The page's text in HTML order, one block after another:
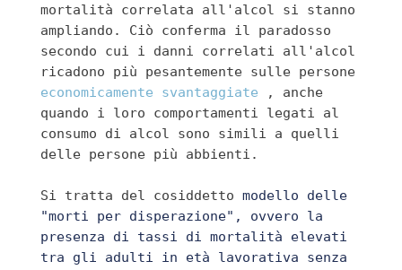
mortalità correlata all'alcol si stanno
ampliando. Ciò conferma il paradosso
secondo cui i danni correlati all'alcol
ricadono più pesantemente sulle persone
economicamente svantaggiate , anche
quando i loro comportamenti legati al
consumo di alcol sono simili a quelli
delle persone più abbienti.
Si tratta del cosiddetto modello delle
"morti per disperazione", ovvero la
presenza di tassi di mortalità elevati
tra gli adulti in età lavorativa senza